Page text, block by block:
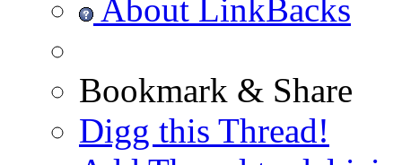
About LinkBacks
Bookmark & Share
Digg this Thread!